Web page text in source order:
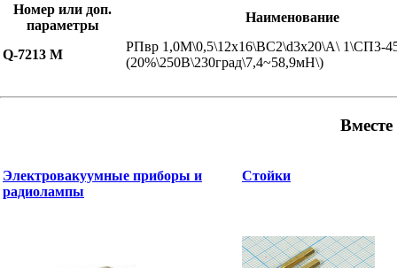
Номер или доп.
параметры
Наименование
Q-7213 M
РПвр 1,0М\0,5\12x16\ВС2\d3x20\А\ 1\СП3-
(20%\250В\230град\7,4~58,9мН\)
Электровакуумные приборы и
радиолампы
Стойки